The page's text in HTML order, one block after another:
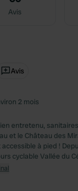
Avis
Avis
2 mois
entretenu,
et le Château des
à pied !
cyclable Vallée du